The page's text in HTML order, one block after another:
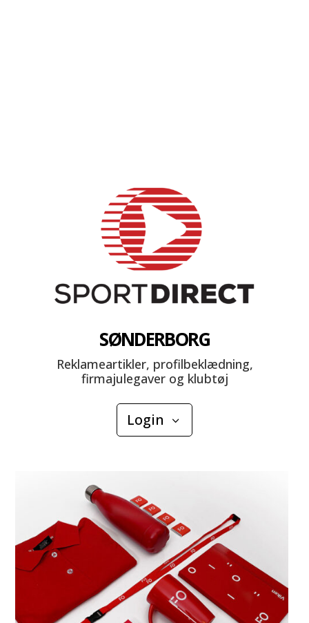
SØNDERBORG
Reklameartikler, profilbeklædning,
firmajulegaver og klubtøj
Login